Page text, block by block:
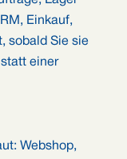
Einkauf,
sobald Sie sie
einer
Webshop,